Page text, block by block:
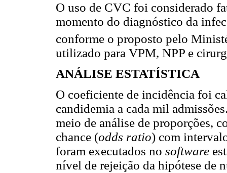
O uso de CVC foi considerado
momento do diagnóstico da
conforme o proposto pelo
utilizado para VPM, NPP e
ANÁLISE ESTATÍSTICA
O coeficiente de incidência foi
candidemia a cada mil
meio de análise de proporções,
chance (odds ratio) com
foram executados no software
nível de rejeição da hipótese de